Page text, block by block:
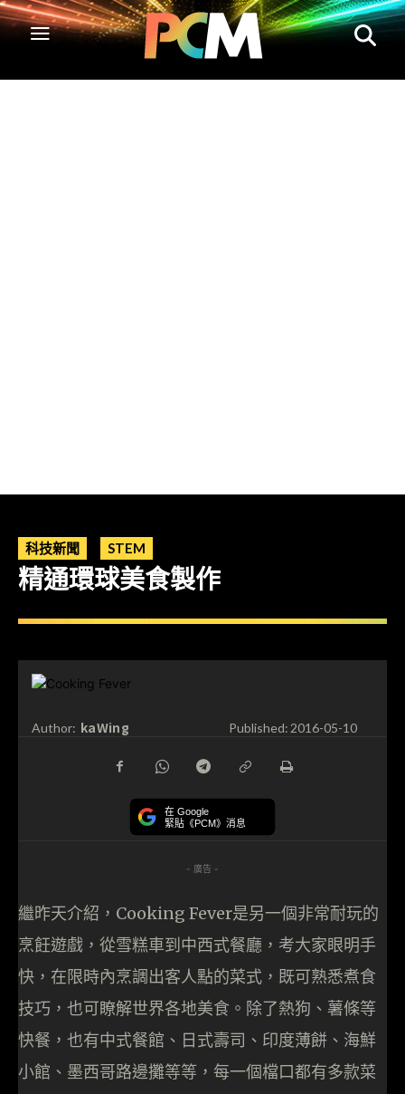
科技新聞 STEM
精通環球美食製作
Author: kaWing Published:2016-05-10
在 Google
緊貼《PCM》消息
- 廣告 -
繼昨天介紹，Cooking Fever是另一個非常耐玩的
烹飪遊戲，從雪糕車到中西式餐廳，考大家眼明手
快，在限時內烹調出客人點的菜式，既可熟悉煮食
技巧，也可瞭解世界各地美食。除了熱狗、薯條等
快餐，也有中式餐館、日式壽司、印度薄餅、海鮮
小館、墨西哥路邊攤等等，每一個檔口都有多款菜